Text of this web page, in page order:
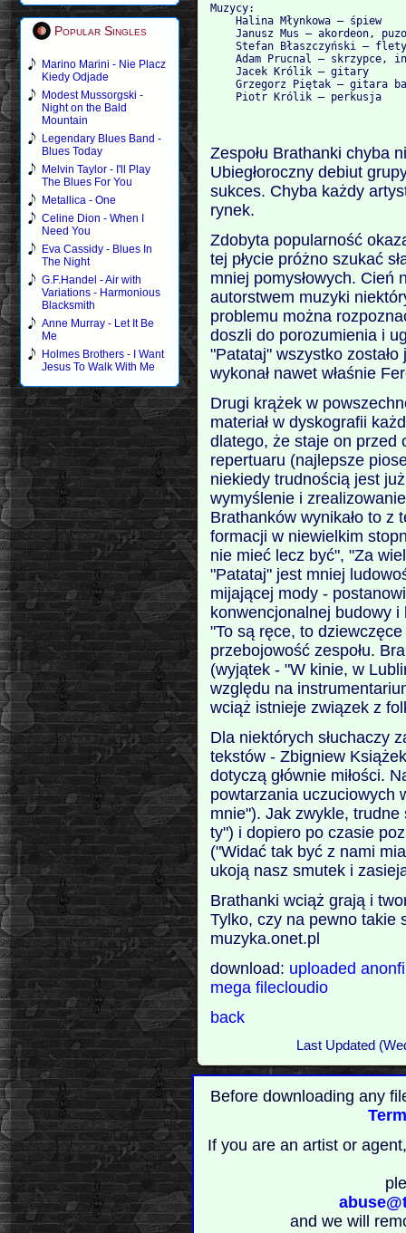
Popular Singles
Marino Marini - Nie Placz
Kiedy Odjade
Modest Mussorgski -
Night on the Bald
Mountain
Legendary Blues Band -
Blues Today
Melvin Taylor - I'll Play
The Blues For You
Metallica - One
Celine Dion - When I
Need You
Eva Cassidy - Blues In
The Night
G.F.Handel - Air with
Variations - Harmonious
Blacksmith
Anne Murray - Let It Be
Me
Holmes Brothers - I Want
Jesus To Walk With Me
Muzycy:
    Halina Młynkowa – śpiew
Janusz Mus – akordeon,
Stefan Błaszczyński –
Adam Prucnal – skrzypce,
    Jacek Królik – gitary
Grzegorz Piętak – gitara
Zespołu Brathanki chyba
Ubiegłoroczny debiut
sukces. Chyba każdy
rynek.
Zdobyta popularność
tej płycie próżno szukać
mniej pomysłowych. Cień
autorstwem muzyki
problemu można
doszli do porozumienia i
"Patataj" wszystko
wykonał nawet właśnie
Drugi krążek w
materiał w dyskografii
dlatego, że staje on przed
repertuaru (najlepsze
niekiedy trudnością jest
wymyślenie i
Brathanków wynikało to z
formacji w niewielkim
nie mieć lecz być", "Za
"Patataj" jest mniej
mijającej mody -
konwencjonalnej budowy
"To są ręce, to
przebojowość zespołu.
(wyjątek - "W kinie, w
względu na
wciąż istnieje związek z
Dla niektórych słuchaczy
tekstów - Zbigniew
dotyczą głównie miłości.
powtarzania uczuciowych
mnie"). Jak zwykle,
ty") i dopiero po czasie
("Widać tak być z nami
ukoją nasz smutek i
Brathanki wciąż grają i
Tylko, czy na pewno takie
muzyka.onet.pl
download: uploaded
megafilecloudio
back
Last Updated
Before downloading any
If you are an artist or
and we will